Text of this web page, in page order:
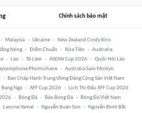
Chính sách bảo mật
Malaysia Ukraine
New Zealand Cindy Kiro
Nóng Điểm Chuẩn Rửa Tiền
Australia
Lào Tô Lâm ASEAN Cup 2026
Quốc Hội Lào
Phomvihane
Australia Sam Mostyn
Ban Chấp Hành Trung Ương Đảng Cộng Sản Việt Nam
Bang Nga AFF Cup 2026
Lịch Thi Đấu AFF Cup 2026
Bóng Đá Báo Bóng Đá
Bóng Đá Việt Nam
Lamine Yamal Nguyễn Xuân Son Nguyễn Đình Bắc